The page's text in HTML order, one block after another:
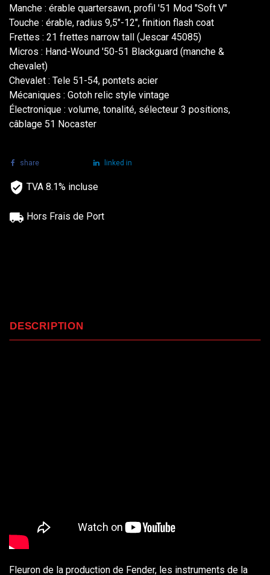
Manche : érable quartersawn, profil '51 Mod "Soft V"
Touche : érable, radius 9,5"-12", finition flash coat
Frettes : 21 frettes narrow tall (Jescar 45085)
Micros : Hand-Wound '50-51 Blackguard (manche &
chevalet)
Chevalet : Tele 51-54, pontets acier
Mécaniques : Gotoh relic style vintage
Électronique : volume, tonalité, sélecteur 3 positions,
câblage 51 Nocaster
share linked in
TVA 8.1% incluse
Hors Frais de Port
DESCRIPTION
Fleuron de la production de Fender, les instruments de la